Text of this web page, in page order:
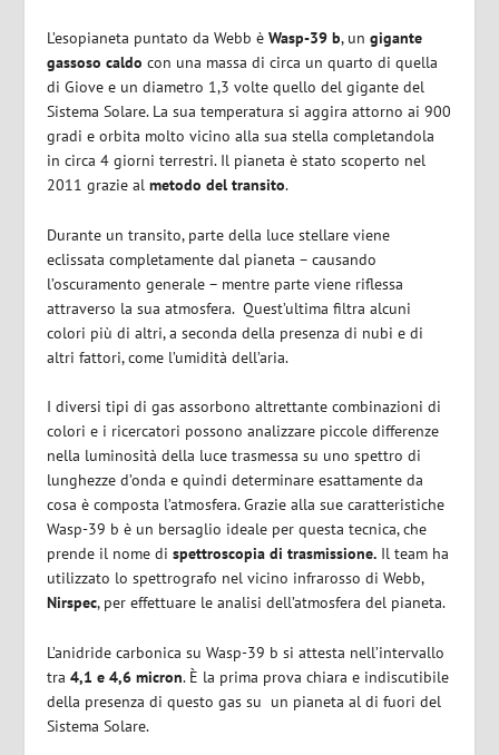
L’esopianeta puntato da Webb èWasp-39 b, un gigante
gassoso caldo con una massa di circa un quarto di quella
di Giove e un diametro 1,3 volte quello del gigante del
Sistema Solare. La sua temperatura si aggira attorno ai 900
gradi e orbita molto vicino alla sua stella completandola
in circa 4 giorni terrestri. Il pianeta è stato scoperto nel
2011 grazie almetodo del transito.
Durante un transito, parte della luce stellare viene
eclissata completamente dal pianeta – causando
l’oscuramento generale – mentre parte viene riflessa
attraverso la sua atmosfera. Quest’ultima filtra alcuni
colori più di altri, a seconda della presenza di nubi e di
altri fattori, come l’umidità dell’aria.
I diversi tipi di gas assorbono altrettante combinazioni di
colori e i ricercatori possono analizzare piccole differenze
nella luminosità della luce trasmessa su uno spettro di
lunghezze d’onda e quindi determinare esattamente da
cosa è composta l’atmosfera. Grazie alla sue caratteristiche
Wasp-39 b è un bersaglio ideale per questa tecnica, che
prende il nome dispettroscopia di trasmissione. Il team ha
utilizzato lo spettrografo nel vicino infrarosso di Webb,
Nirspec, per effettuare le analisi dell’atmosfera del pianeta.
L’anidride carbonica su Wasp-39 b si attesta nell’intervallo
tra 4,1 e 4,6 micron. È la prima prova chiara e indiscutibile
della presenza di questo gas su un pianeta al di fuori del
Sistema Solare.